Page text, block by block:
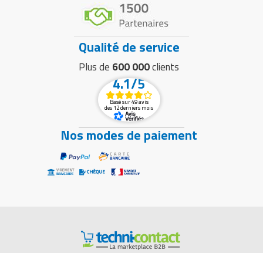
Qualité de service
Plus de 600 000clients
4.1/5
Basé sur 49 avis
des 12 derniers mois
Nos modes de paiement